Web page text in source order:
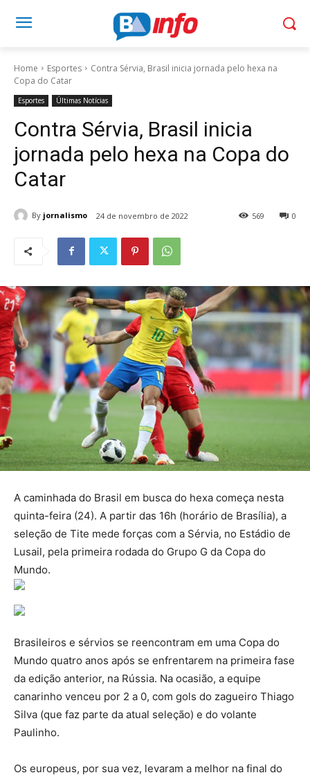
Home Esportes
Contra Sérvia, Brasil inicia jornada pelo hexa na
Copa do Catar
Esportes Últimas Notícias
Contra Sérvia, Brasil inicia
jornada pelo hexa na Copa do
Catar
By jornalismo 24 de novembro de 2022 0
569
A caminhada do Brasil em busca do hexa começa nesta
quinta-feira (24). A partir das 16h (horário de Brasília), a
seleção de Tite mede forças com a Sérvia, no Estádio de
Lusail, pela primeira rodada do Grupo G da Copa do
Mundo.
Brasileiros e sérvios se reencontram em uma Copa do
Mundo quatro anos após se enfrentarem na primeira fase
da edição anterior, na Rússia. Na ocasião, a equipe
canarinho venceu por 2 a 0, com gols do zagueiro Thiago
Silva (que faz parte da atual seleção) e do volante
Paulinho.
Os europeus, por sua vez, levaram a melhor na final do